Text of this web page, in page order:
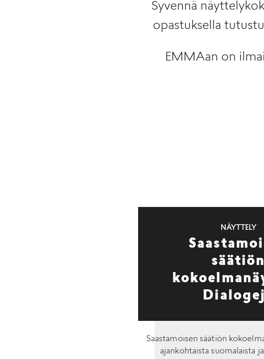
Syvennä
opastuksella
EMMAan on
NÄYTTELY
säätiön
Saastamoisen säätiön
ajankohtaista suomalaista